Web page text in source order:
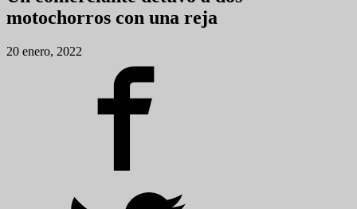
motochorros con una reja
20 enero, 2022